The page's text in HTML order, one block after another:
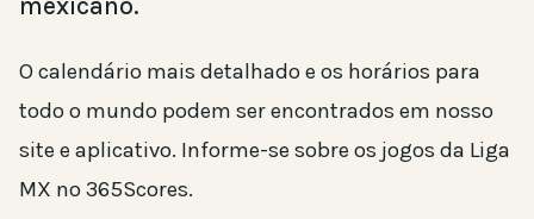
O calendário mais detalhado e os horários para
todo o mundo podem ser encontrados em nosso
site e aplicativo. Informe-se sobre os jogos da Liga
MX no 365Scores.